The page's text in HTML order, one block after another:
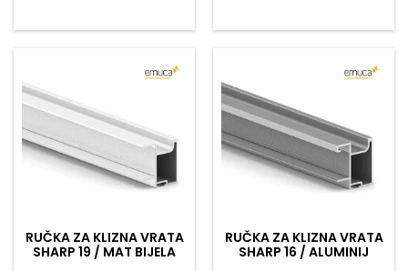
ne samo što funkcionira
industrijski i loft...
RUČKA ZA KLIZNA VRATA
SHARP 19 / MAT BIJELA
RUČKA ZA KLIZNA VRATA
SHARP 16 / ALUMINIJ